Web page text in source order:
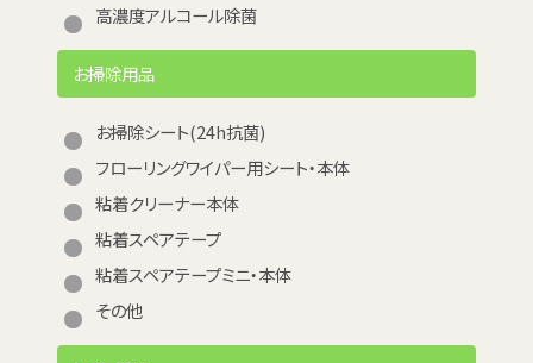
高濃度アルコール除菌
お掃除用品
お掃除シート(24h抗菌)
フローリングワイパー用シート・本体
粘着クリーナー本体
粘着スペアテープ
粘着スペアテープミニ・本体
その他